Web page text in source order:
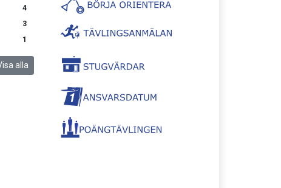
4
3
1
alla